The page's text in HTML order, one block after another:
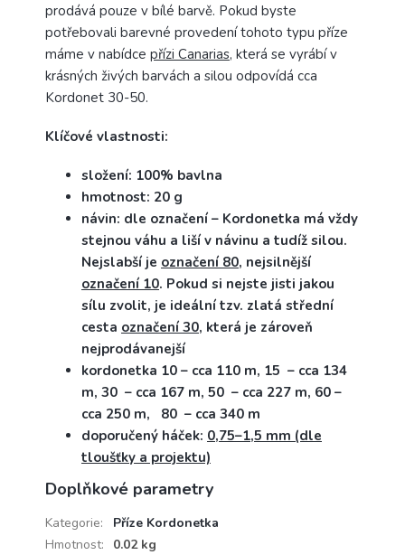
prodává pouze v bílé barvě. Pokud byste
potřebovali barevné provedení tohoto typu příze
máme v nabídce přízi Canarias, která se vyrábí v
krásných živých barvách a silou odpovídá cca
Kordonet 30-50.
Klíčové vlastnosti:
složení: 100% bavlna
hmotnost: 20 g
návin: dle označení – Kordonetka má vždy
stejnou váhu a liší v návinu a tudíž silou.
Nejslabší je označení 80, nejsilnější
označení 10. Pokud si nejste jisti jakou
sílu zvolit, je ideální tzv. zlatá střední
cesta označení 30, která je zároveň
nejprodávanejší
kordonetka 10 – cca 110 m, 15 – cca 134
m, 30 – cca 167 m, 50 – cca 227 m, 60 –
cca 250 m, 80 – cca 340 m
doporučený háček: 0,75–1,5 mm (dle
tloušťky a projektu)
Doplňkové parametry
Kategorie:
Příze Kordonetka
Hmotnost:
0.02 kg